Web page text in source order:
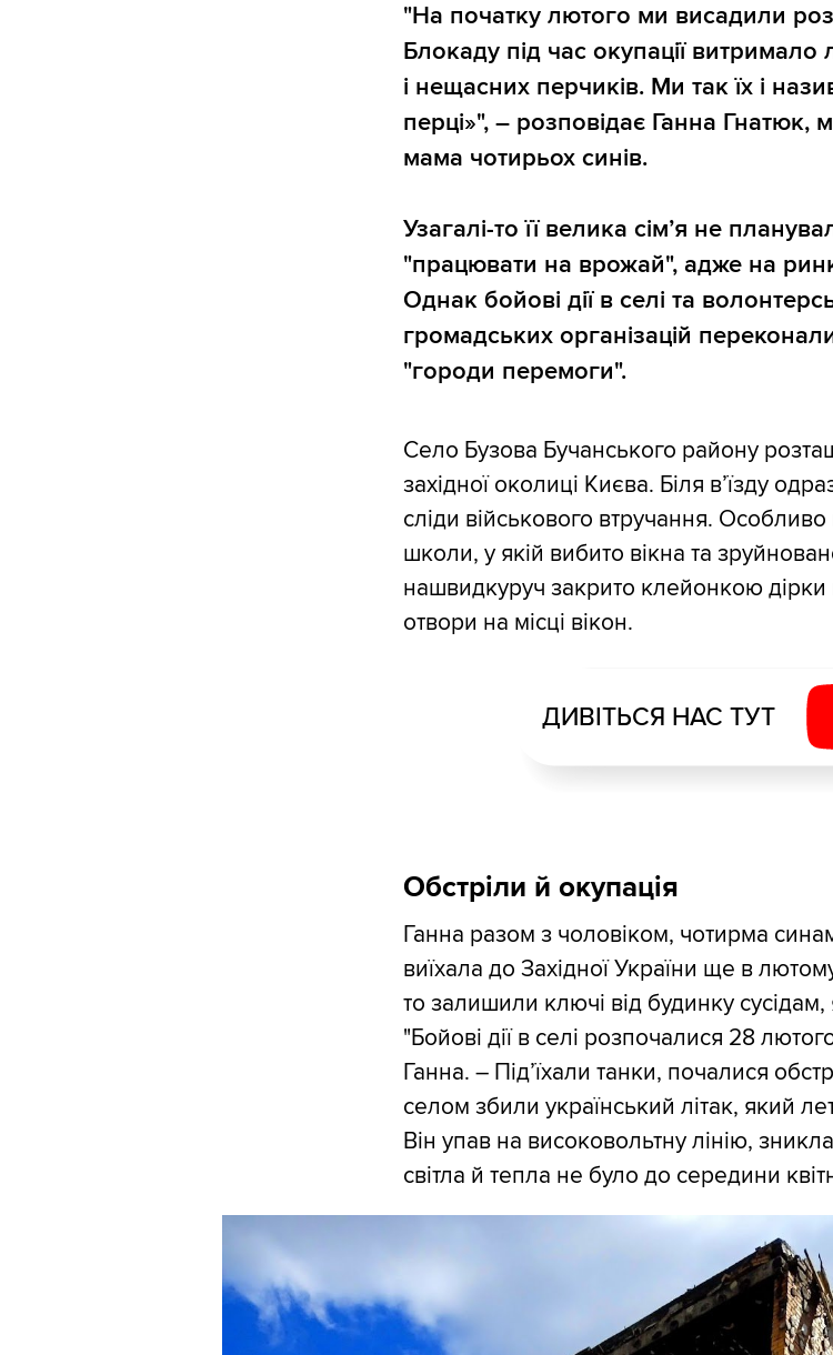
"На початку лютого ми висадили
Блокаду під час окупації
і нещасних перчиків. Ми так їх і
перці»", – розповідає Ганна Гнатюк,
мама чотирьох синів.
Узагалі-то її велика сім’я не
"працювати на врожай", адже на
Однак бойові дії в селі та
громадських організацій
"городи перемоги".
Село Бузова Бучанського району
західної околиці Києва. Біля в’їзду
сліди військового втручання.
школи, у якій вибито вікна та
нашвидкуруч закрито клейонкою дірки
отвори на місці вікон.
ДИВІТЬСЯ НАС ТУТ
Обстріли й окупація
Ганна разом з чоловіком, чотирма
виїхала до Західної України ще в
то залишили ключі від будинку сусідам,
"Бойові дії в селі розпочалися 28
Ганна. – Під’їхали танки, почалися
селом збили український літак, який
Він упав на високовольтну лінію,
світла й тепла не було до середини